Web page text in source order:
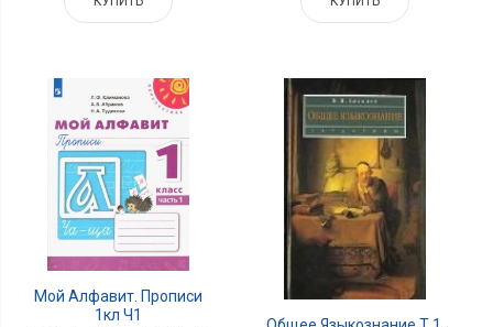
Мой Алфавит. Прописи
1кл Ч1